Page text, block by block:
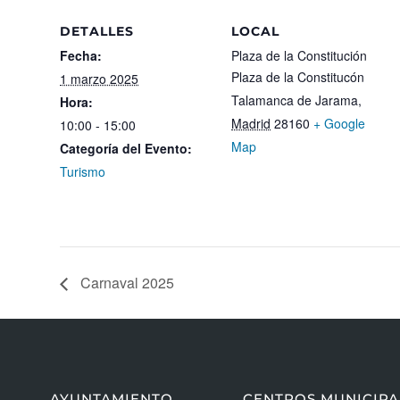
DETALLES
Fecha:
1 marzo 2025
Hora:
10:00 - 15:00
Categoría del Evento:
Turismo
LOCAL
Plaza de la Constitución
Plaza de la Constitucón
Talamanca de Jarama,
Madrid 28160 + Google
Map
Carnaval 2025